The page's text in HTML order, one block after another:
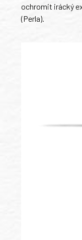
ochromit irácký
(Perla).